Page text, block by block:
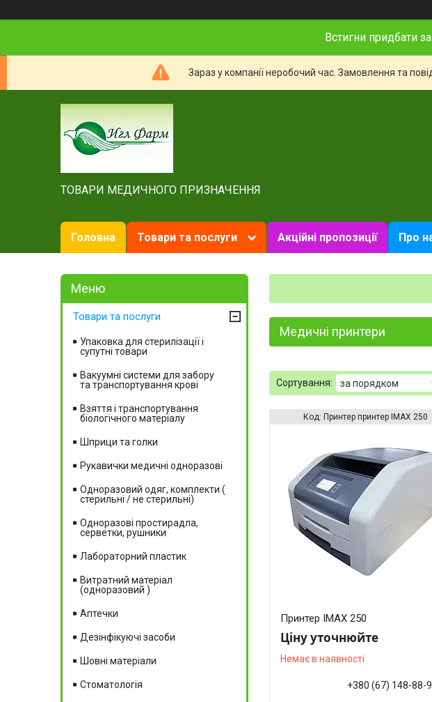
Встигни придбати
Зараз у компанії неробочий час. Замовлення та
ТОВАРИ МЕДИЧНОГО ПРИЗНАЧЕННЯ
Головна Товари та послуги Акційні пропозиції Про
Медичні принтери
Принтер принтер IMAX 250
Принтер IMAX 250
Ціну уточнюйте
Немає в наявності
+380 (67) 148-88-
Товари та послуги
Упаковка для стерилізації і
супутні товари
Вакуумні системи для забору
та транспортування крові
Взяття і транспортування
біологічного матеріалу
Шприци та голки
Рукавички медичні одноразові
Одноразовий одяг, комплекти (
стерильні / не стерильні)
Одноразові простирадла,
серветки, рушники
Лабораторний пластик
Витратний матеріал
(одноразовий )
Аптечки
Дезінфікуючі засоби
Шовні матеріали
Стоматологія